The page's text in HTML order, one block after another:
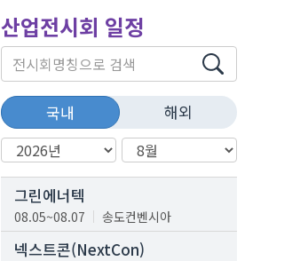
산업전시회 일정
국내 해외
그린에너텍
08.05~08.07 송도컨벤시아
넥스트콘(NextCon)